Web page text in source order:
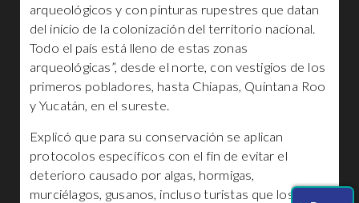
arqueológicos y con pinturas rupestres que datan
del inicio de la colonización del territorio nacional.
Todo el país está lleno de estas zonas
arqueológicas”, desde el norte, con vestigios de los
primeros pobladores, hasta Chiapas, Quintana Roo
y Yucatán, en el sureste.
Explicó que para su conservación se aplican
protocolos específicos con el fin de evitar el
deterioro causado por algas, hormigas,
murciélagos, gusanos, incluso turistas que los